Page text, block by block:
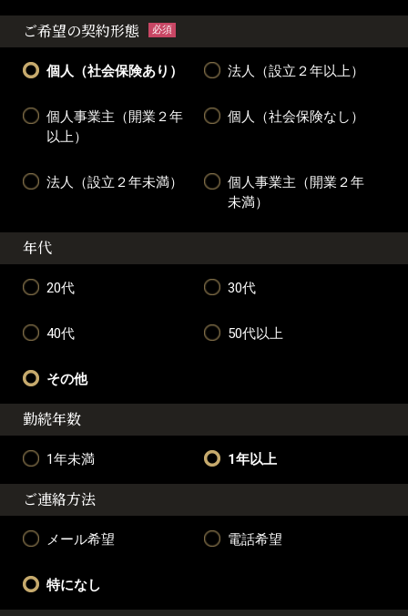
ご希望の契約形態 必須
個人（社会保険あり） 法人（設立２年以上）
個人事業主（開業２年
以上）
個人（社会保険なし）
法人（設立２年未満）
個人事業主（開業２年
未満）
年代
20代 30代
40代 50代以上
その他
勤続年数
1年未満 1年以上
ご連絡方法
メール希望 電話希望
特になし